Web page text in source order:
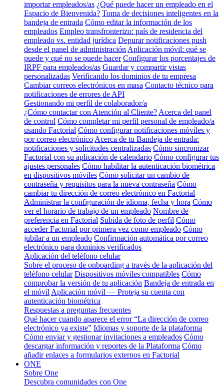
importar empleados/as ¿Qué puede hacer un empleado en el
Espacio de Bienvenida? Toma de decisiones inteligentes en la
bandeja de entrada Cómo editar la información de los
empleados Empleo transfronterizo: país de residencia del
empleado vs. entidad jurídica Depurar notificaciones push
desde el panel de administración Aplicación móvil: qué se
puede y qué no se puede hacer Configurar los porcentajes de
IRPF para empleados/as Guardar y compartir vistas
personalizadas Verificando los dominios de tu empresa
Cambiar correos electrónicos en masa Contacto técnico para
notificaciones de errores de API
Gestionando mi perfil de colaborador/a
¿Cómo contactar con Atención al Cliente? Acerca del panel
de control Cómo completar mi perfil personal de empleado/a
usando Factorial Cómo configurar notificaciones móviles y
por correo electrónico Acerca de tu Bandeja de entrada:
notificaciones y solicitudes centralizadas Cómo sincronizar
Factorial con su aplicación de calendario Cómo configurar tus
ajustes personales Cómo habilitar la autenticación biométrica
en dispositivos móviles Cómo solicitar un cambio de
contraseña y requisitos para la nueva contraseña Cómo
cambiar tu dirección de correo electrónico en Factorial
Administrar la configuración de idioma, fecha y hora Cómo
ver el horario de trabajo de un empleado Nombre de
preferencia en Factorial Subida de foto de perfil Cómo
acceder Factorial por primera vez como empleado Cómo
jubilar a un empleado Confirmación automática por correo
electrónico para dominios verificados
Aplicación del teléfono celular
Sobre el proceso de onboarding a través de la aplicación del
teléfono celular Dispositivos móviles compatibles Cómo
comprobar la versión de tu aplicación Bandeja de entrada en
el móvil Aplicación móvil — Proteja su cuenta con
autenticación biométrica
Respuestas a preguntas frecuentes
Qué hacer cuando aparece el error “La dirección de correo
electrónico ya existe” Idiomas y soporte de la plataforma
Cómo enviar y gestionar invitaciones a empleados Cómo
descargar información y reportes de la Plataforma Cómo
añadir enlaces a formularios externos en Factorial
ONE
Sobre One
Descubra comunidades con One